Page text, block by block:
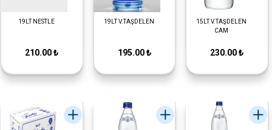
19LT NESTLE
210.00 ₺
19LT V.TAŞDELEN
195.00 ₺
15LT V.TAŞDELEN
CAM
230.00 ₺